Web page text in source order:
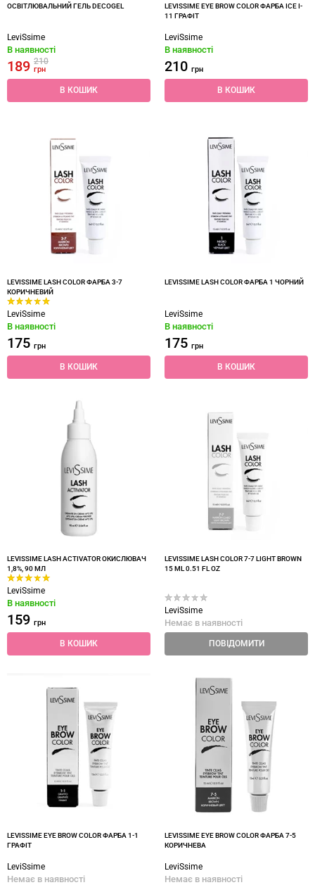
ОСВІТЛЮВАЛЬНИЙ ГЕЛЬ DECOGEL
LeviSsime
В наявності
189 210
грн
В КОШИК
LEVISSIME EYE BROW COLOR ФАРБА ICE I-
11 ГРАФІТ
LeviSsime
В наявності
210 грн
В КОШИК
LEVISSIME LASH COLOR ФАРБА 3-7
КОРИЧНЕВИЙ
LeviSsime
В наявності
175 грн
В КОШИК
LEVISSIME LASH COLOR ФАРБА 1 ЧОРНИЙ
LeviSsime
В наявності
175 грн
В КОШИК
LEVISSIME LASH ACTIVATOR ОКИСЛЮВАЧ
1,8%, 90 МЛ
LeviSsime
В наявності
159 грн
В КОШИК
LEVISSIME LASH COLOR 7-7 LIGHT BROWN
15 ML 0.51 FL OZ
LeviSsime
Немає в наявності
ПОВІДОМИТИ
LEVISSIME EYE BROW COLOR ФАРБА 1-1
ГРАФІТ
LeviSsime
Немає в наявності
LEVISSIME EYE BROW COLOR ФАРБА 7-5
КОРИЧНЕВА
LeviSsime
Немає в наявності